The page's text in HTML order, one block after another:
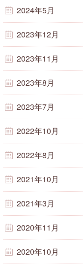
2024年5月
2023年12月
2023年11月
2023年8月
2023年7月
2022年10月
2022年8月
2021年10月
2021年3月
2020年11月
2020年10月